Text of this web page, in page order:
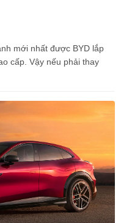
mới nhất được BYD lắp
cấp. Vậy nếu phải thay